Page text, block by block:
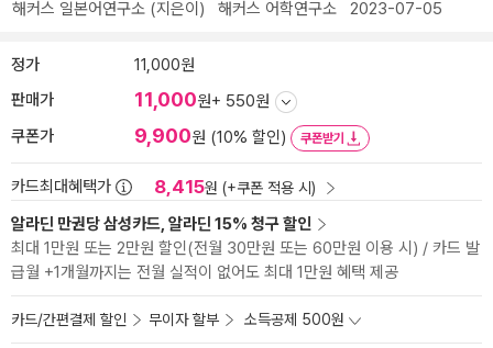
해커스 일본어연구소 (지은이) 해커스 어학연구소 2023-07-05
정가
11,000원
판매가
11,000원+ 550원
쿠폰가
9,900원 (10% 할인) 쿠폰받기
카드최대혜택가 8,415원 (+쿠폰 적용 시)
알라딘 만권당 삼성카드, 알라딘 15% 청구 할인
최대 1만원 또는 2만원 할인(전월 30만원 또는 60만원 이용 시) / 카드 발
급월 +1개월까지는 전월 실적이 없어도 최대 1만원 혜택 제공
카드/간편결제 할인 무이자 할부 소득공제 500원